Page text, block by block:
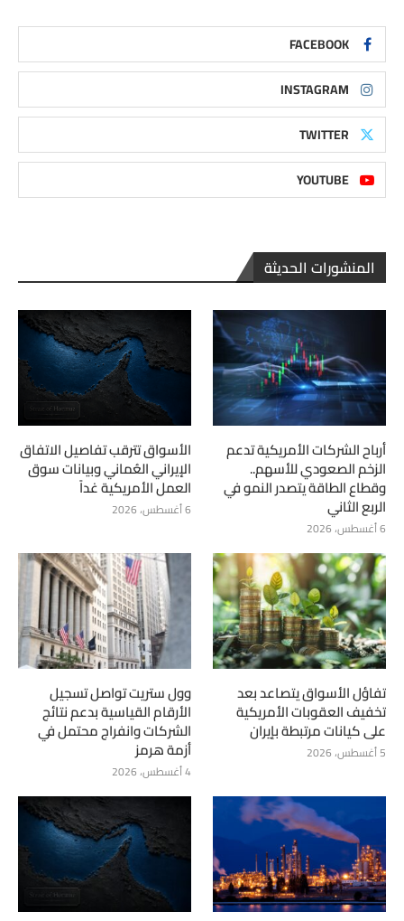
FACEBOOK
INSTAGRAM
TWITTER
YOUTUBE
المنشورات الحديثة
أرباح الشركات الأمريكية تدعم
الزخم الصعودي للأسهم..
وقطاع الطاقة يتصدر النمو في
الربع الثاني
6 أغسطس، 2026
الأسواق تترقب تفاصيل الاتفاق
الإيراني العُماني وبيانات سوق
العمل الأمريكية غداً
6 أغسطس، 2026
تفاؤل الأسواق يتصاعد بعد
تخفيف العقوبات الأمريكية
على كيانات مرتبطة بإيران
5 أغسطس، 2026
وول ستريت تواصل تسجيل
الأرقام القياسية بدعم نتائج
الشركات وانفراج محتمل في
أزمة هرمز
4 أغسطس، 2026